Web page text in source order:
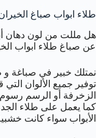
طلاء ابواب صباغ
هل مللت من لون دهان
عن صباغ طلاء ابواب
نمتلك خبير في صباغة و
توفير جميع الألوان
الزخرفة أو الرسم
كما يعمل على طلاء
الأبواب سواء كانت